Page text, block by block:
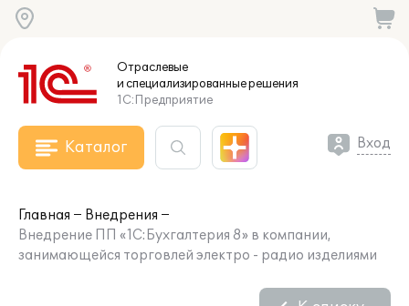
Отраслевые
и специализированныерешения
1С:Предприятие
Каталог Вход
Главная
Внедрения
Внедрение ПП «1С:Бухгалтерия 8» в компании,
занимающейся торговлей электро - радио изделиями